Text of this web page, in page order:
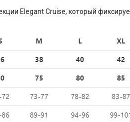
Elegant Cruise, который